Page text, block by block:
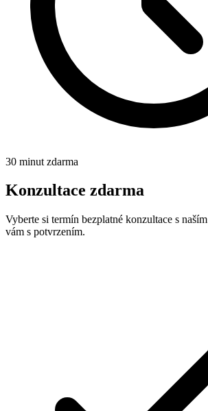
30 minut zdarma
Konzultace zdarma
Vyberte si termín bezplatné konzultace s
vám s potvrzením.